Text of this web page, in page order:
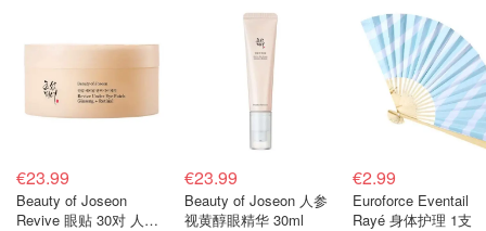
€23.99
Beauty of Joseon
Revive 眼贴 30对 人参
€23.99
Beauty of Joseon 人参
视黄醇眼精华 30ml
€2.99
Euroforce Eventail
Rayé 身体护理 1支